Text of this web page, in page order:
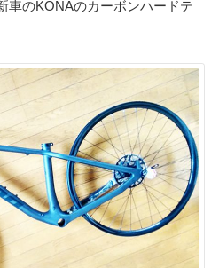
車のKONAのカーボンハードテ